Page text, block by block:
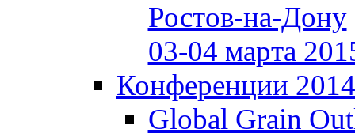
Ростов-на-Дону
03-04 марта
Конференции 2014
Global Grain